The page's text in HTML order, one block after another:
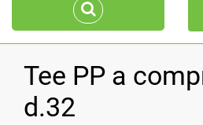
Tee PP a
d.32